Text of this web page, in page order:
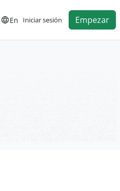
En Iniciar sesión Empezar